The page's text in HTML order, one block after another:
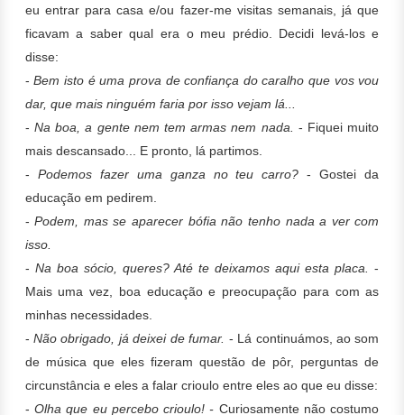
eu entrar para casa e/ou fazer-me visitas semanais, já que
ficavam a saber qual era o meu prédio. Decidi levá-los e
disse:
-Bem isto é uma prova de confiança do caralho que vos vou
dar, que mais ninguém faria por isso vejam lá...
- Na boa, a gente nem tem armas nem nada. - Fiquei muito
mais descansado... E pronto, lá partimos.
- Podemos fazer uma ganza no teu carro? - Gostei da
educação em pedirem.
-Podem, mas se aparecer bófia não tenho nada a ver com
isso.
- Na boa sócio, queres? Até te deixamos aqui esta placa. -
Mais uma vez, boa educação e preocupação para com as
minhas necessidades.
- Não obrigado, já deixei de fumar. - Lá continuámos, ao som
de música que eles fizeram questão de pôr, perguntas de
circunstância e eles a falar crioulo entre eles ao que eu disse:
- Olha que eu percebo crioulo! - Curiosamente não costumo